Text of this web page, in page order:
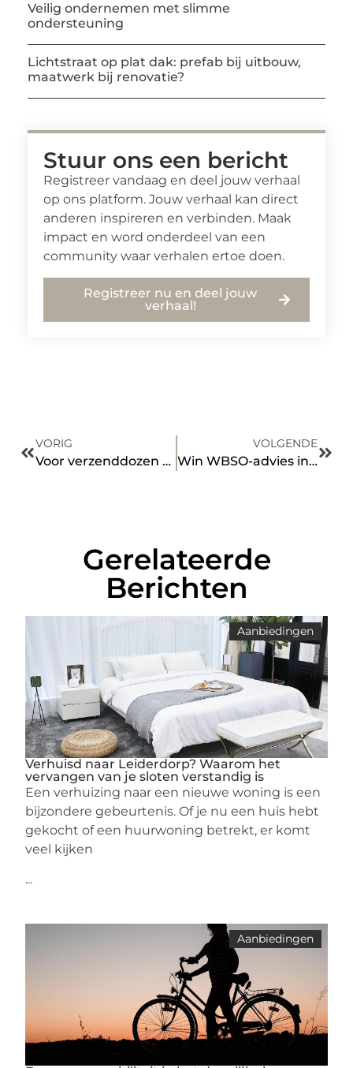
Veilig ondernemen met slimme
ondersteuning
Lichtstraat op plat dak: prefab bij uitbouw,
maatwerk bij renovatie?
Stuur ons een bericht
Registreer vandaag en deel jouw verhaal
op ons platform. Jouw verhaal kan direct
anderen inspireren en verbinden. Maak
impact en word onderdeel van een
community waar verhalen ertoe doen.
Registreer nu en deel jouw
verhaal!
VORIG
Voor verzenddozen van een goede kwaliteit en prijs, moet u bij de Dozenhal zijn
VOLGENDE
Win WBSO-advies in om kosten te verlagen
Gerelateerde
Berichten
Aanbiedingen
Verhuisd naar Leiderdorp? Waarom het
vervangen van je sloten verstandig is
Een verhuizing naar een nieuwe woning is een
bijzondere gebeurtenis. Of je nu een huis hebt
gekocht of een huurwoning betrekt, er komt
veel kijken
...
Aanbiedingen